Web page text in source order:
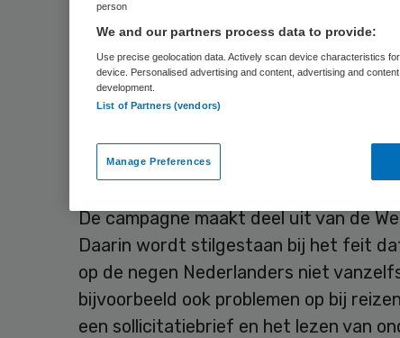
Skipr Redactie 7 september 2015
landelijke campagne die goed
patiënten moet stimuleren.
De campagne maakt deel uit van de
Daarin wordt stilgestaan bij het feit
op de negen Nederlanders niet
bijvoorbeeld ook problemen op bij
een sollicitatiebrief en het lezen van
person
We and our partners process data to provide:
Use precise geolocation data. Actively scan device characteristics
device. Personalised advertising and content, advertising and
development.
List of Partners (vendors)
Manage Preferences